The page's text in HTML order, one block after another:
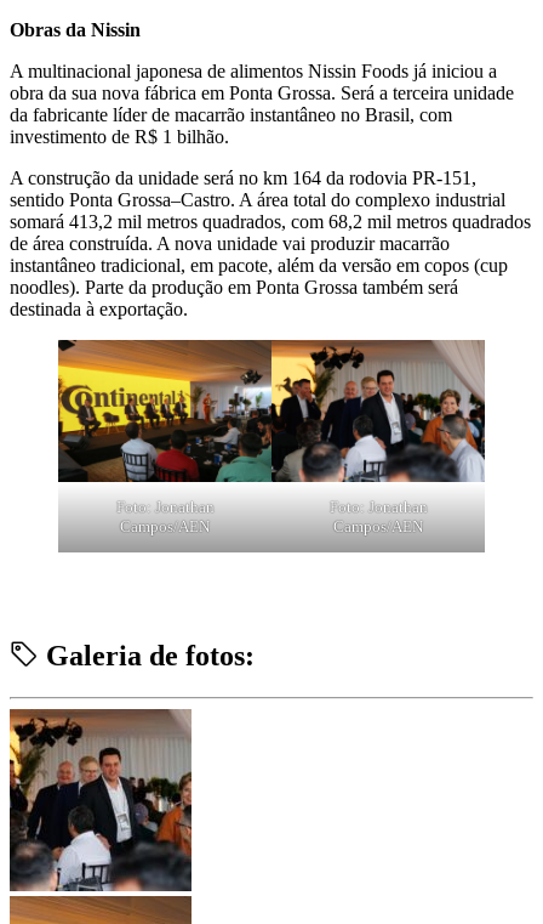
Obras da Nissin
A multinacional japonesa de alimentos Nissin Foods já iniciou a
obra da sua nova fábrica em Ponta Grossa. Será a terceira unidade
da fabricante líder de macarrão instantâneo no Brasil, com
investimento de R$ 1 bilhão.
A construção da unidade será no km 164 da rodovia PR-151,
sentido Ponta Grossa–Castro. A área total do complexo industrial
somará 413,2 mil metros quadrados, com 68,2 mil metros quadrados
de área construída. A nova unidade vai produzir macarrão
instantâneo tradicional, em pacote, além da versão em copos (cup
noodles). Parte da produção em Ponta Grossa também será
destinada à exportação.
Foto: Jonathan
Campos/AEN
Foto: Jonathan
Campos/AEN
Galeria de fotos: